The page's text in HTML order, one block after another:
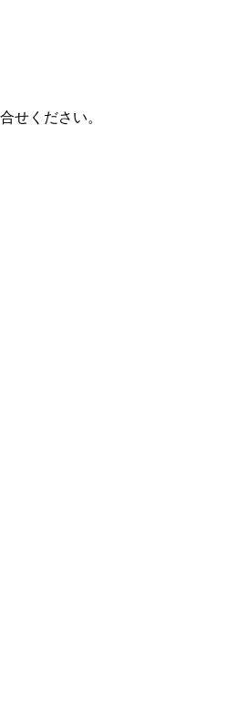
せください。